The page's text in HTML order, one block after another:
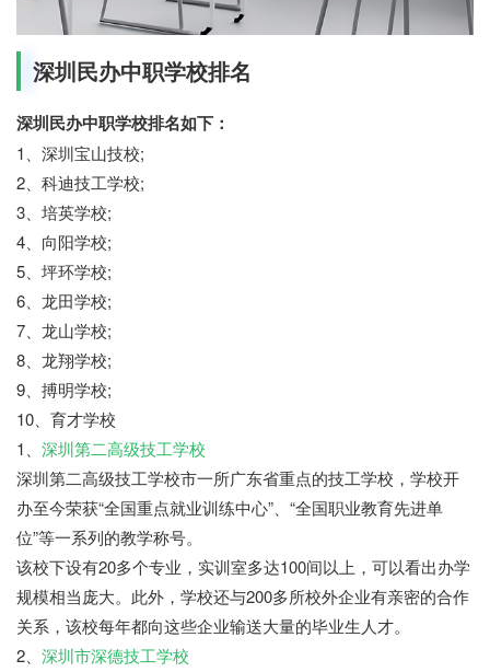
深圳民办中职学校排名
深圳民办中职学校排名如下：
1、深圳宝山技校;
2、科迪技工学校;
3、培英学校;
4、向阳学校;
5、坪环学校;
6、龙田学校;
7、龙山学校;
8、龙翔学校;
9、搏明学校;
10、育才学校
1、 深圳第二高级技工学校
深圳第二高级技工学校市一所广东省重点的技工学校，学校开
办至今荣获“全国重点就业训练中心”、“全国职业教育先进单
位”等一系列的教学称号。
该校下设有20多个专业，实训室多达100间以上，可以看出办学
规模相当庞大。此外，学校还与200多所校外企业有亲密的合作
关系，该校每年都向这些企业输送大量的毕业生人才。
2、 深圳市深德技工学校